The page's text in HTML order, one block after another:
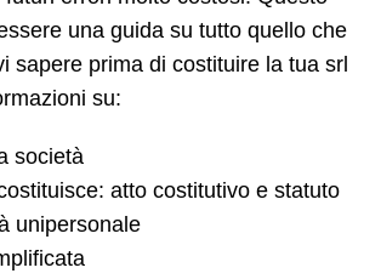
una guida su tutto quello che
sapere prima di costituire la tua srl
su:
società
atto costitutivo e statuto
unipersonale